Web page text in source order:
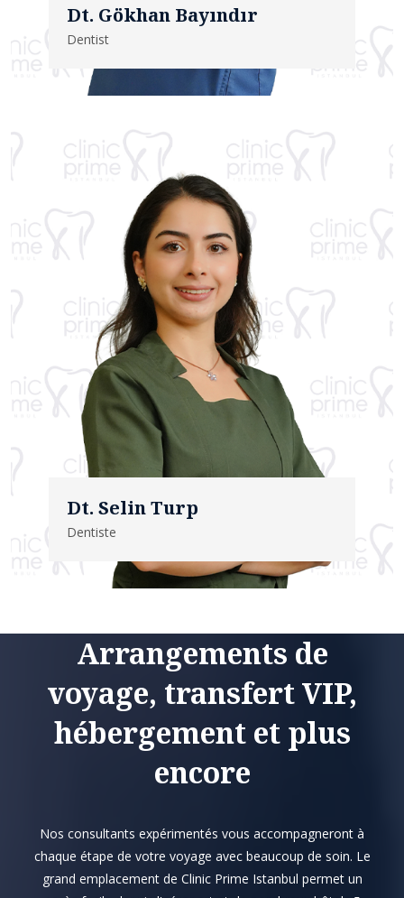
Dt. Gökhan Bayındır
Dentist
Dt. Selin Turp
Dentiste
Arrangements de
voyage, transfert VIP,
hébergement et plus
encore
Nos consultants expérimentés vous accompagneront à
chaque étape de votre voyage avec beaucoup de soin. Le
grand emplacement de Clinic Prime Istanbul permet un